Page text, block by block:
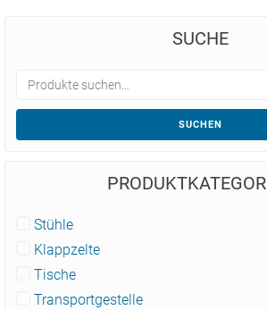
SUCHE
SUCHEN
Stühle
Klappzelte
Tische
Transportgestelle